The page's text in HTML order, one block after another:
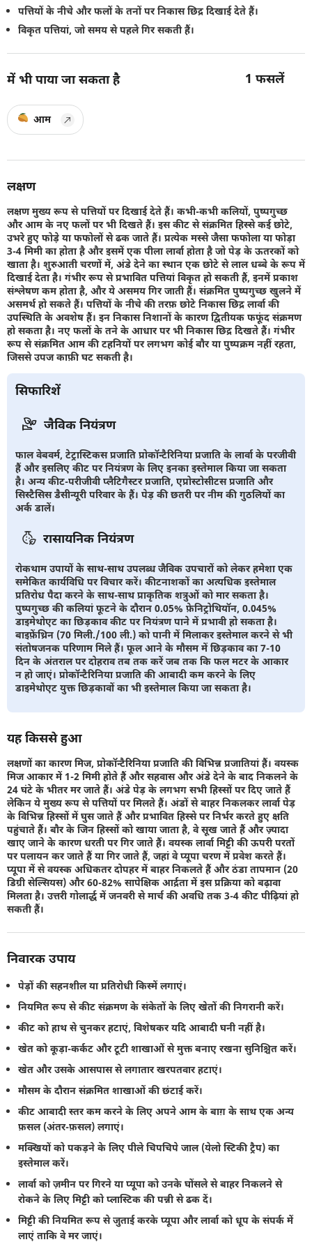
पत्तियों के नीचे और फलों के तनों पर निकास छिद्र दिखाई देते हैं।
विकृत पत्तियां, जो समय से पहले गिर सकती हैं।
में भी पाया जा सकता है 1 फसलें
आम
लक्षण
लक्षण मुख्य रूप से पत्तियों पर दिखाई देते हैं। कभी-कभी कलियों, पुष्पगुच्छ
और आम के नए फलों पर भी दिखते हैं। इस कीट से संक्रमित हिस्से कई छोटे,
उभरे हुए फोड़े या फफोलों से ढक जाते हैं। प्रत्येक मस्से जैसा फफोला या फोड़ा
3-4 मिमी का होता है और इसमें एक पीला लार्वा होता है जो पेड़ के ऊतरकों को
खाता है। शुरुआती चरणों में, अंडे देने का स्थान एक छोटे से लाल धब्बे के रूप में
दिखाई देता है। गंभीर रूप से प्रभावित पत्तियां विकृत हो सकती हैं, इनमें प्रकाश
संश्लेषण कम होता है, और ये असमय गिर जाती हैं। संक्रमित पुष्पगुच्छ खुलने में
असमर्थ हो सकते हैं। पत्तियों के नीचे की तरफ़ छोटे निकास छिद्र लार्वा की
उपस्थिति के अवशेष हैं। इन निकास निशानों के कारण द्वितीयक फफूंद संक्रमण
हो सकता है। नए फलों के तने के आधार पर भी निकास छिद्र दिखते हैं। गंभीर
रूप से संक्रमित आम की टहनियों पर लगभग कोई बौर या पुष्पक्रम नहीं रहता,
जिससे उपज काफ़ी घट सकती है।
सिफारिशें
जैविक नियंत्रण
फाल वेबवर्म, टेट्रास्टिकस प्रजाति प्रोकॉन्टैरिनिया प्रजाति के लार्वा के परजीवी
हैं और इसलिए कीट पर नियंत्रण के लिए इनका इस्तेमाल किया जा सकता
है। अन्य कीट-परीजीवी प्लैटिगैस्टर प्रजाति, एप्रोस्टोसीटस प्रजाति और
सिस्टैसिस डैसीन्यूरी परिवार के हैं। पेड़ की छतरी पर नीम की गुठलियों का
अर्क डालें।
रासायनिक नियंत्रण
रोकथाम उपायों के साथ-साथ उपलब्ध जैविक उपचारों को लेकर हमेशा एक
समेकित कार्यविधि पर विचार करें। कीटनाशकों का अत्यधिक इस्तेमाल
प्रतिरोध पैदा करने के साथ-साथ प्राकृतिक शत्रुओं को मार सकता है।
पुष्पगुच्छ की कलियां फूटने के दौरान 0.05% फ़ेनिट्रोथियॉन, 0.045%
डाइमेथोएट का छिड़काव कीट पर नियंत्रण पाने में प्रभावी हो सकता है।
बाइफ़ेंथ्रिन (70 मिली./100 ली.) को पानी में मिलाकर इस्तेमाल करने से भी
संतोषजनक परिणाम मिले हैं। फूल आने के मौसम में छिड़काव का 7-10
दिन के अंतराल पर दोहराव तब तक करें जब तक कि फल मटर के आकार
न हो जाएं। प्रोकॉन्टैरिनिया प्रजाति की आबादी कम करने के लिए
डाइमेथोएट युक्त छिड़कावों का भी इस्तेमाल किया जा सकता है।
यह किससे हुआ
लक्षणों का कारण मिज, प्रोकॉन्टैरिनिया प्रजाति की विभिन्न प्रजातियां हैं। वयस्क
मिज आकार में 1-2 मिमी होते हैं और सहवास और अंडे देने के बाद निकलने के
24 घंटे के भीतर मर जाते हैं। अंडे पेड़ के लगभग सभी हिस्सों पर दिए जाते हैं
लेकिन ये मुख्य रूप से पत्तियों पर मिलते हैं। अंडों से बाहर निकलकर लार्वा पेड़
के विभिन्न हिस्सों में घुस जाते हैं और प्रभावित हिस्से पर निर्भर करते हुए क्षति
पहुंचाते हैं। बौर के जिन हिस्सों को खाया जाता है, वे सूख जाते हैं और ज़्यादा
खाए जाने के कारण धरती पर गिर जाते हैं। वयस्क लार्वा मिट्टी की ऊपरी परतों
पर पलायन कर जाते हैं या गिर जाते हैं, जहां वे प्यूपा चरण में प्रवेश करते हैं।
प्यूपा में से वयस्क अधिकतर दोपहर में बाहर निकलते हैं और ठंडा तापमान (20
डिग्री सेल्सियस) और 60-82% सापेक्षिक आर्द्रता में इस प्रक्रिया को बढ़ावा
मिलता है। उत्तरी गोलार्द्ध में जनवरी से मार्च की अवधि तक 3-4 कीट पीढ़ियां हो
सकती हैं।
निवारक उपाय
पेड़ों की सहनशील या प्रतिरोधी किस्में लगाएं।
नियमित रूप से कीट संक्रमण के संकेतों के लिए खेतों की निगरानी करें।
कीट को हाथ से चुनकर हटाएं, विशेषकर यदि आबादी घनी नहीं है।
खेत को कूड़ा-कर्कट और टूटी शाखाओं से मुक्त बनाए रखना सुनिश्चित करें।
खेत और उसके आसपास से लगातार खरपतवार हटाएं।
मौसम के दौरान संक्रमित शाखाओं की छंटाई करें।
कीट आबादी स्तर कम करने के लिए अपने आम के बाग़ के साथ एक अन्य
फ़सल (अंतर-फ़सल) लगाएं।
मक्खियों को पकड़ने के लिए पीले चिपचिपे जाल (येलो स्टिकी ट्रैप) का
इस्तेमाल करें।
लार्वा को ज़मीन पर गिरने या प्यूपा को उनके घोंसले से बाहर निकलने से
रोकने के लिए मिट्टी को प्लास्टिक की पन्नी से ढक दें।
मिट्टी की नियमित रूप से जुताई करके प्यूपा और लार्वा को धूप के संपर्क में
लाएं ताकि वे मर जाएं।